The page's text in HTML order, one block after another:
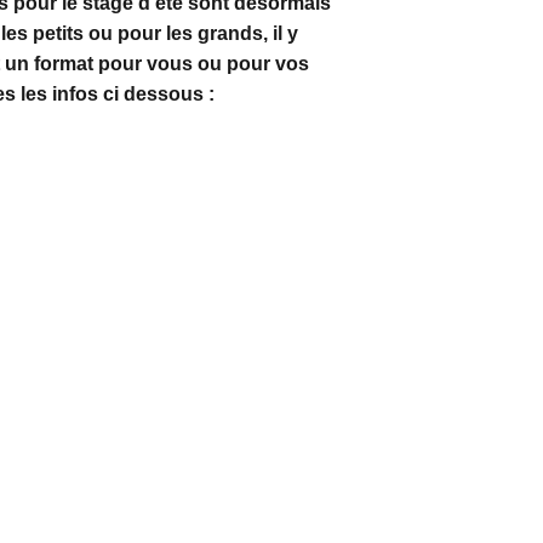
petits ou pour les grands, il y
un format pour vous ou pour vos
les infos ci dessous :